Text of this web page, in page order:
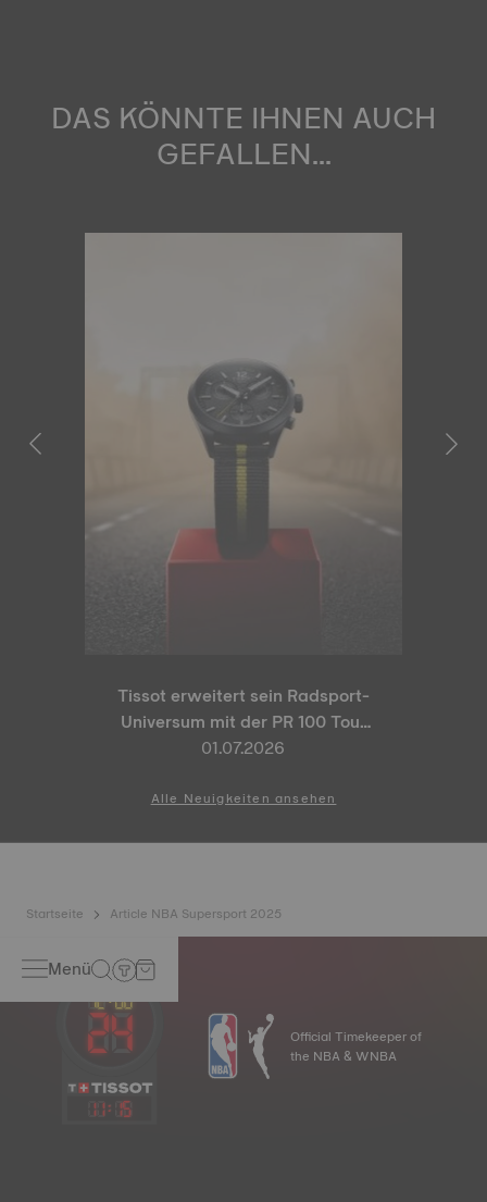
DAS KÖNNTE IHNEN AUCH
GEFALLEN...
Tissot erweitert sein Radsport-
Universum mit der PR 100 Tour
de France 2026 Special Edition
01.07.2026
Alle Neuigkeiten ansehen
Startseite Article NBA Supersport 2025
Menü
11: 15
Official Timekeeper of
the NBA & WNBA